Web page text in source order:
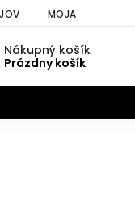
MOJA
Nákupný košík
Prázdny košík